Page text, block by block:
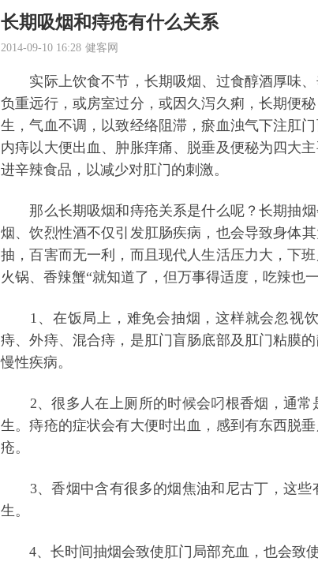
长期吸烟和痔疮有什么关系
2014-09-10 16:28 健客网
实际上饮食不节，长期吸烟、过食醇酒厚味、
负重远行，或房室过分，或因久泻久痢，长期便
生，气血不调，以致经络阻滞，瘀血浊气下注肛
内痔以大便出血、肿胀痒痛、脱垂及便秘为四大
进辛辣食品，以减少对肛门的刺激。
那么长期吸烟和痔疮关系是什么呢？长期抽
烟、饮烈性酒不仅引发肛肠疾病，也会导致身体
抽，百害而无一利，而且现代人生活压力大，下
火锅、香辣蟹“就知道了，但万事得适度，吃辣也
1、在饭局上，难免会抽烟，这样就会忽视饮
痔、外痔、混合痔，是肛门盲肠底部及肛门粘膜
慢性疾病。
2、很多人在上厕所的时候会叼根香烟，通常
生。痔疮的症状会有大便时出血，感到有东西脱
疮。
3、香烟中含有很多的烟焦油和尼古丁，这些
生。
4、长时间抽烟会致使肛门局部充血，也会致使